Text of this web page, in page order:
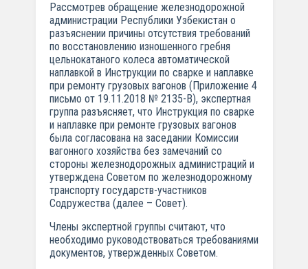
Рассмотрев обращение железнодорожной
администрации Республики Узбекистан о
разъяснении причины отсутствия требований
по восстановлению изношенного гребня
цельнокатаного колеса автоматической
наплавкой в Инструкции по сварке и наплавке
при ремонту грузовых вагонов (Приложение 4
письмо от 19.11.2018 № 2135-В), экспертная
группа разъясняет, что Инструкция по сварке
и наплавке при ремонте грузовых вагонов
была согласована на заседании Комиссии
вагонного хозяйства без замечаний со
стороны железнодорожных администраций и
утверждена Советом по железнодорожному
транспорту государств-участников
Содружества (далее – Совет).
Члены экспертной группы считают, что
необходимо руководствоваться требованиями
документов, утвержденных Советом.